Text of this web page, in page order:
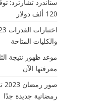
ستاندرد تشارترد:
120 ألف دولار
والكليات المتاحة
معرفتها الآن
رمضانية جديدة جدًا